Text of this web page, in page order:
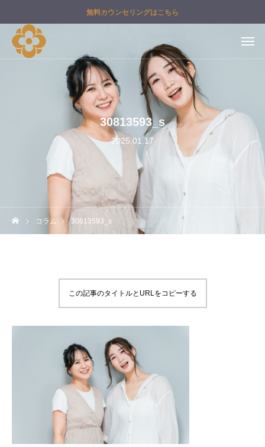
無料カウンセリングはこちら
30813593_s
2025.01.17
コラム 30813593_s
この記事のタイトルとURLをコピーする